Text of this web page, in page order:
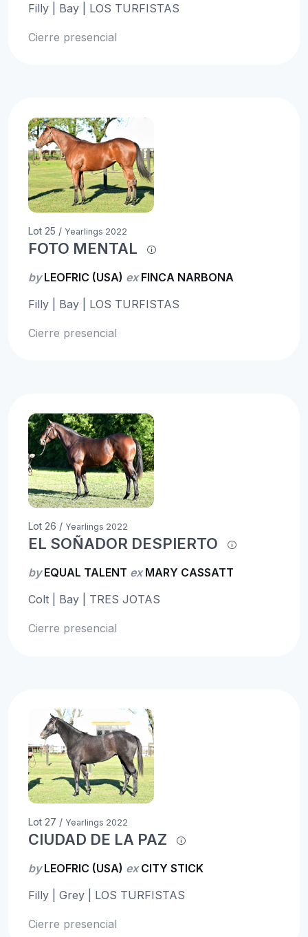
Filly | Bay | LOS TURFISTAS
Cierre presencial
Lot 25 / Yearlings 2022
FOTO MENTAL
byLEOFRIC (USA) exFINCA NARBONA
Filly | Bay | LOS TURFISTAS
Cierre presencial
Lot 26 / Yearlings 2022
EL SOÑADOR DESPIERTO
byEQUAL TALENT exMARY CASSATT
Colt | Bay | TRES JOTAS
Cierre presencial
Lot 27 / Yearlings 2022
CIUDAD DE LA PAZ
byLEOFRIC (USA) exCITY STICK
Filly | Grey | LOS TURFISTAS
Cierre presencial